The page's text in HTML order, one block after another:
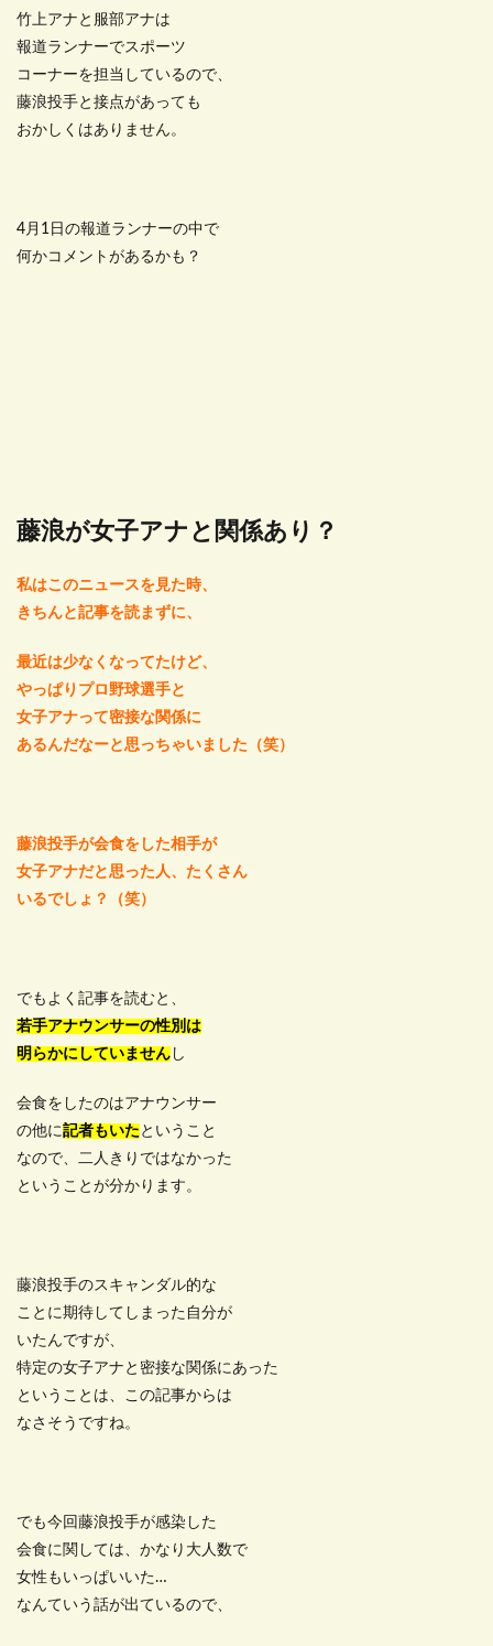
竹上アナと服部アナは
報道ランナーでスポーツ
コーナーを担当しているので、
藤浪投手と接点があっても
おかしくはありません。
4月1日の報道ランナーの中で
何かコメントがあるかも？
藤浪が女子アナと関係あり？
私はこのニュースを見た時、
きちんと記事を読まずに、
最近は少なくなってたけど、
やっぱりプロ野球選手と
女子アナって密接な関係に
あるんだなーと思っちゃいました（笑）
藤浪投手が会食をした相手が
女子アナだと思った人、たくさん
いるでしょ？（笑）
でもよく記事を読むと、
若手アナウンサーの性別は
明らかにしていません し
会食をしたのはアナウンサー
の他に記者もいた ということ
なので、二人きりではなかった
ということが分かります。
藤浪投手のスキャンダル的な
ことに期待してしまった自分が
いたんですが、
特定の女子アナと密接な関係にあった
ということは、この記事からは
なさそうですね。
でも今回藤浪投手が感染した
会食に関しては、かなり大人数で
女性もいっぱいいた…
なんていう話が出ているので、